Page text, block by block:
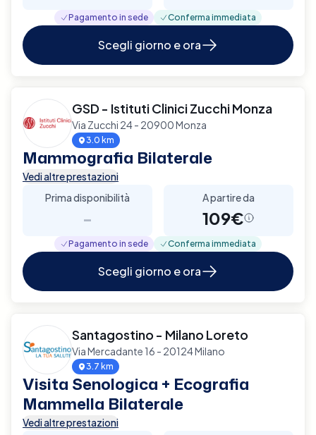
Pagamento in sede Conferma immediata
Scegli giorno e ora
GSD - Istituti Clinici Zucchi Monza
Via Zucchi 24 - 20900 Monza
3.0 km
Mammografia Bilaterale
Vedi altre prestazioni
Prima disponibilità
-
A partire da
109€
Pagamento in sede Conferma immediata
Scegli giorno e ora
Santagostino - Milano Loreto
Via Mercadante 16 - 20124 Milano
3.7 km
Visita Senologica + Ecografia
Mammella Bilaterale
Vedi altre prestazioni